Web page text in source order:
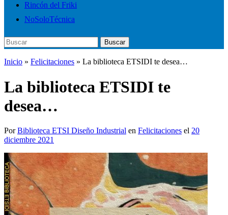
Rincón del Friki
NoSoloTécnica
Buscar: Buscar
Inicio » Felicitaciones » La biblioteca ETSIDI te desea…
La biblioteca ETSIDI te
desea…
PorBiblioteca ETSI Diseño Industrial en Felicitaciones el 20
diciembre 2021